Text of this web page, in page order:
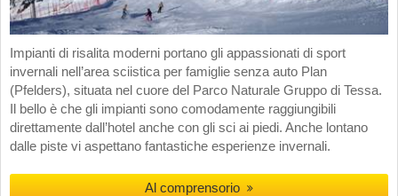
Impianti di risalita moderni portano gli appassionati di sport
invernali nell’area sciistica per famiglie senza auto Plan
(Pfelders), situata nel cuore del Parco Naturale Gruppo di Tessa.
Il bello è che gli impianti sono comodamente raggiungibili
direttamente dall’hotel anche con gli sci ai piedi. Anche lontano
dalle piste vi aspettano fantastiche esperienze invernali.
Al comprensorio